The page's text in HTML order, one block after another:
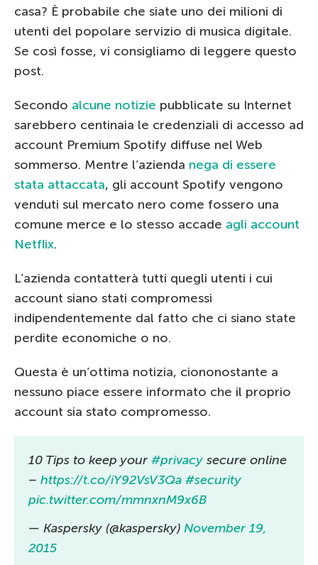
casa? È probabile che siate uno dei milioni di
utenti del popolare servizio di musica digitale.
Se così fosse, vi consigliamo di leggere questo
post.
Secondo alcune notizie pubblicate su Internet
sarebbero centinaia le credenziali di accesso ad
account Premium Spotify diffuse nel Web
sommerso. Mentre l’azienda nega di essere
stata attaccata, gli account Spotify vengono
venduti sul mercato nero come fossero una
comune merce e lo stesso accade agli account
Netflix.
L’azienda contatterà tutti quegli utenti i cui
account siano stati compromessi
indipendentemente dal fatto che ci siano state
perdite economiche o no.
Questa è un’ottima notizia, ciononostante a
nessuno piace essere informato che il proprio
account sia stato compromesso.
10 Tips to keep your #privacy secure online
– https://t.co/iY92VsV3Qa #security
pic.twitter.com/mmnxnM9x6B
— Kaspersky (@kaspersky) November 19,
2015